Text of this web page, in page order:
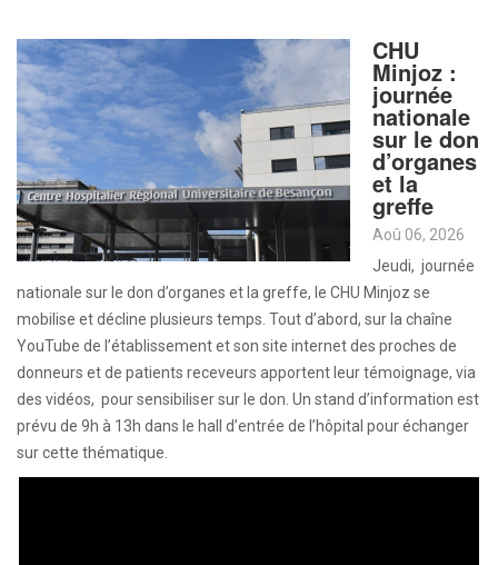
CHU
Minjoz :
journée
nationale
sur le don
d’organes
et la
greffe
Aoû 06, 2026
Jeudi, journée
nationale sur le don d’organes et la greffe, le CHU Minjoz se
mobilise et décline plusieurs temps. Tout d’abord, sur la chaîne
YouTube de l’établissement et son site internet des proches de
donneurs et de patients receveurs apportent leur témoignage, via
des vidéos, pour sensibiliser sur le don. Un stand d’information est
prévu de 9h à 13h dans le hall d’entrée de l’hôpital pour échanger
sur cette thématique.